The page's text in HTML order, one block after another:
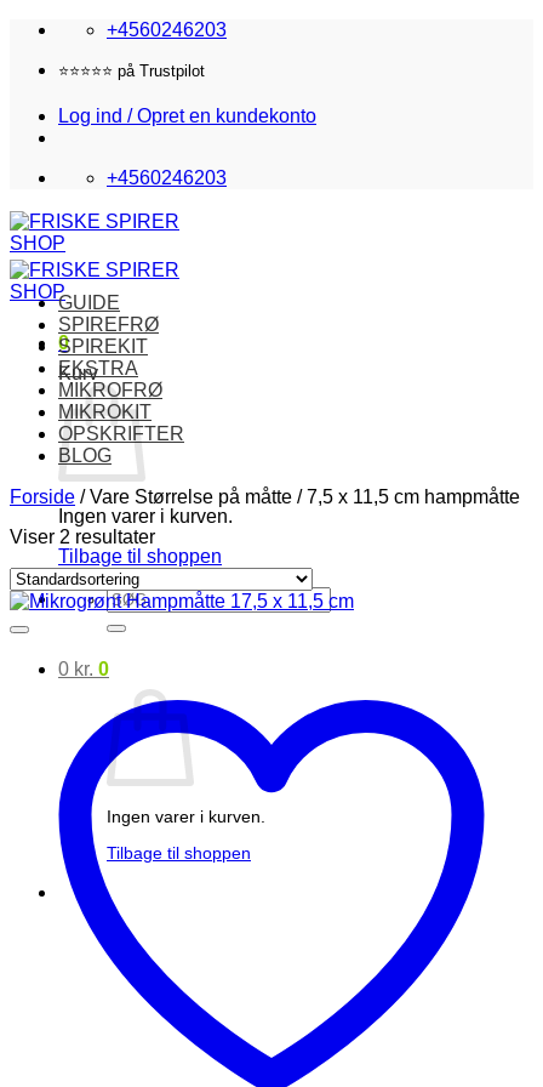
Fortsæt
indhold
+4560246203
⭐️⭐️⭐️⭐️⭐️ på Trustpilot
Log ind / Opret en kundekonto
+4560246203
0
Kurv
Ingen varer i kurven.
Tilbage til shoppen
Søg
efter:
0 kr. 0
Ingen varer i kurven.
Tilbage til shoppen
GUIDE
SPIREFRØ
SPIREKIT
EKSTRA
MIKROFRØ
MIKROKIT
OPSKRIFTER
BLOG
Forside /Vare Størrelse på måtte /7,5 x 11,5 cm hampmåtte
Viser 2 resultater